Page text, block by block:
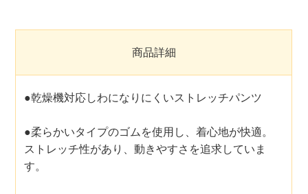
商品詳細
●乾燥機対応しわになりにくいストレッチパンツ
●柔らかいタイプのゴムを使用し、着心地が快適。
ストレッチ性があり、動きやすさを追求していま
す。